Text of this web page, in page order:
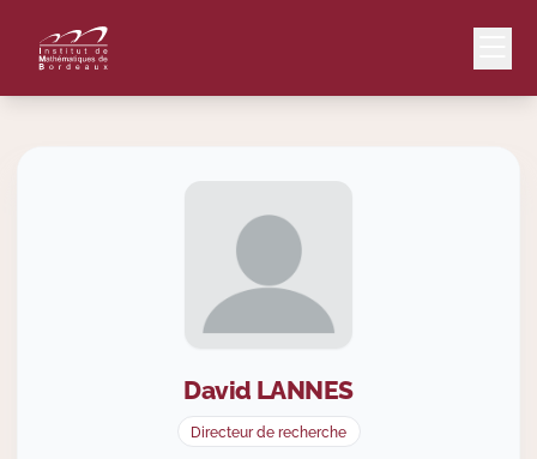
David LANNES
Directeur de recherche